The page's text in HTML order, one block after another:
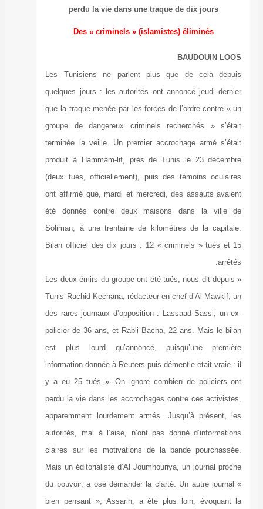
Les
quelques jours
que la traque
groupe de
terminée la
produit à
(deux tués,
ont affirmé
été donnés
Soliman, à
Bilan officiel
« Les deux
Tunis Rachid
des rares
policier de 36
est plus
information
y a eu 25 tués
perdu la vie
apparemment
autorités, mal à
claires sur les
Mais un
du pouvoir, a
bien pensant